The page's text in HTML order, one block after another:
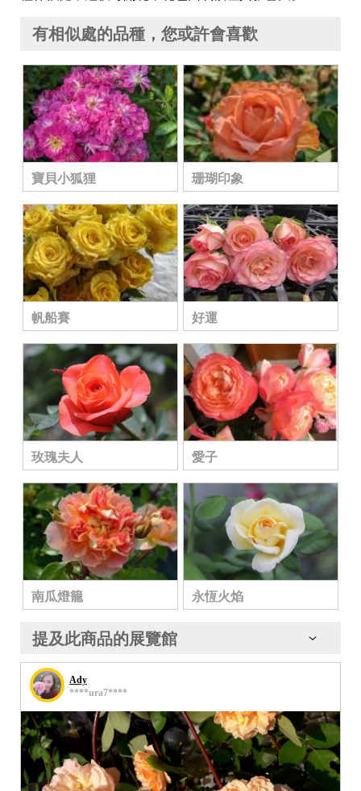
有相似處的品種，您或許會喜歡
寶貝小狐狸 珊瑚印象
帆船賽 好運
玫瑰夫人 愛子
南瓜燈籠 永恆火焰
提及此商品的展覽館
Ady
****ura7****